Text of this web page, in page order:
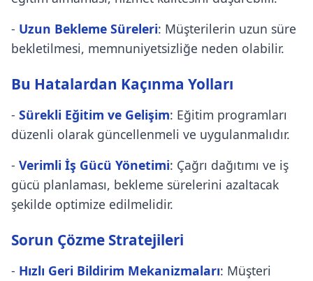
- Uzun Bekleme Süreleri: Müşterilerin uzun süre
bekletilmesi, memnuniyetsizliğe neden olabilir.
Bu Hatalardan Kaçınma Yolları
- Sürekli Eğitim ve Gelişim: Eğitim programları
düzenli olarak güncellenmeli ve uygulanmalıdır.
- Verimli İş Gücü Yönetimi: Çağrı dağıtımı ve iş
gücü planlaması, bekleme sürelerini azaltacak
şekilde optimize edilmelidir.
Sorun Çözme Stratejileri
- Hızlı Geri Bildirim Mekanizmaları: Müşteri